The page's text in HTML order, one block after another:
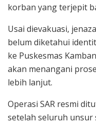
korban yang terjepit
Usai dievakuasi,
belum diketahui
ke Puskesmas
akan menangani
lebih lanjut.
Operasi SAR resmi
setelah seluruh unsur